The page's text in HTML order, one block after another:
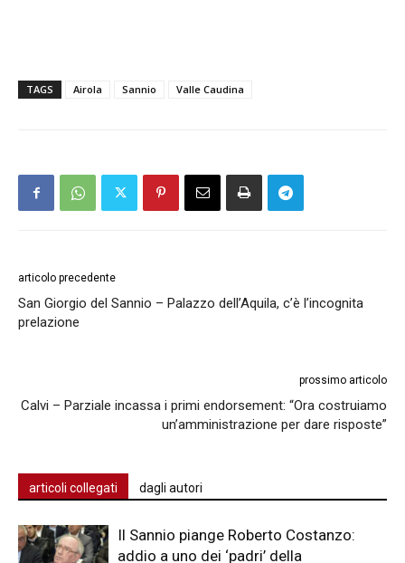
TAGS Airola Sannio Valle Caudina
articolo precedente
San Giorgio del Sannio – Palazzo dell’Aquila, c’è l’incognita
prelazione
prossimo articolo
Calvi – Parziale incassa i primi endorsement: “Ora costruiamo
un’amministrazione per dare risposte”
articoli collegati dagli autori
Il Sannio piange Roberto Costanzo:
addio a uno dei ‘padri’ della